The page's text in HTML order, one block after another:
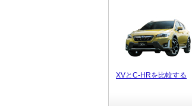
XVとC-HRを比較する